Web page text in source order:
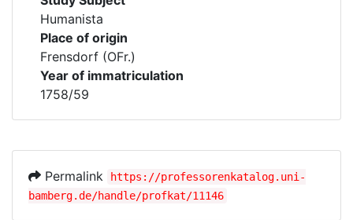
Humanista
Place of origin
Frensdorf (OFr.)
Year of immatriculation
1758/59
Permalink
https://professorenkatalog.uni-
bamberg.de/handle/profkat/11146